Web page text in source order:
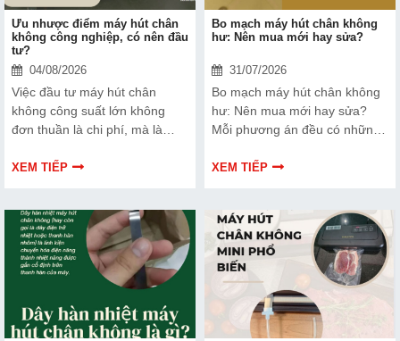
Ưu nhược điểm máy hút chân
không công nghiệp, có nên đầu
tư?
04/08/2026
Việc đầu tư máy hút chân
không công suất lớn không
đơn thuần là chi phí, mà là
sản phẩm và nâng cao vị thế
điểm của thiết bị này để có
thêm thông tin và giúp bạn đưa
ra lựa chọn phù hợp, hiệu quả
hơn nhé!
XEM TIẾP
Bo mạch máy hút chân không
hư: Nên mua mới hay sửa?
31/07/2026
Bo mạch máy hút chân không
hư: Nên mua mới hay sửa?
Mỗi phương án đều có những
cùng tìm hiểu để đưa ra quyết
XEM TIẾP